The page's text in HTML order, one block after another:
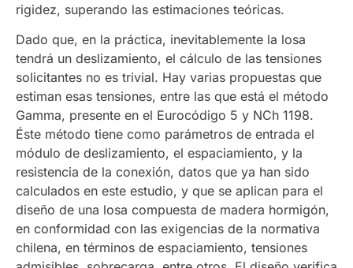
rigidez, superando las estimaciones teóricas.
Dado que, en la práctica, inevitablemente la losa
tendrá un deslizamiento, el cálculo de las tensiones
solicitantes no es trivial. Hay varias propuestas que
estiman esas tensiones, entre las que está el método
Gamma, presente en el Eurocódigo 5 y NCh 1198.
Éste método tiene como parámetros de entrada el
módulo de deslizamiento, el espaciamiento, y la
resistencia de la conexión, datos que ya han sido
calculados en este estudio, y que se aplican para el
diseño de una losa compuesta de madera hormigón,
en conformidad con las exigencias de la normativa
chilena, en términos de espaciamiento, tensiones